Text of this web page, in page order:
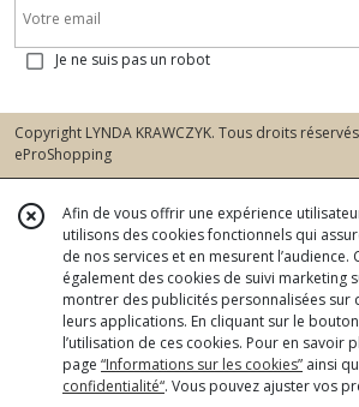
Je ne suis pas un robot
Copyright LYNDA KRAWCZYK. Tous droits
eProShopping
Afin de vous offrir une expérience
utilisons des cookies fonctionnels qui
de nos services et en mesurent l’audience.
également des cookies de suivi marketing
montrer des publicités personnalisées sur
leurs applications. En cliquant sur le bouton
l’utilisation de ces cookies. Pour en savoir
page “Informations sur les cookies” ainsi
confidentialité“. Vous pouvez ajuster vos